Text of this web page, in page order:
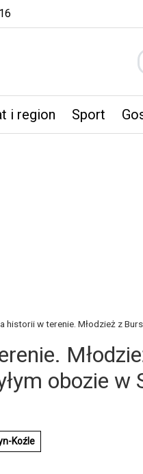
i region Sport
historii w terenie. Młodzież z
obozie w
Koźle